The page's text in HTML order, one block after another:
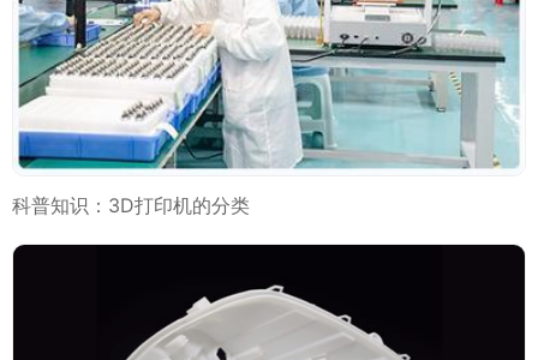
科普知识：3D打印机的分类